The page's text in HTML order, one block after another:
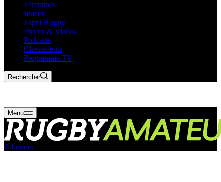
Féminines
Jeunes
Esprit Rugby
Photos & Vidéos
Podcasts
Classements
Programme TV
Rechercher
Menu
s'abonner